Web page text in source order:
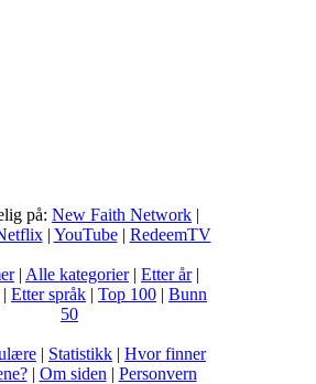
på: New Faith Network |
| YouTube| RedeemTV
| Alle kategorier| Etter år|
| Etter språk | Top 100 | Bunn
50
| Statistikk | Hvor finner
| Om siden | Personvern